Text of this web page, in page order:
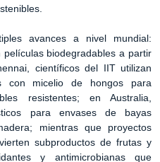
avances a nivel mundial:
biodegradables a partir
científicos del IIT utilizan
con micelio de hongos para
resistentes; en Australia,
para envases de bayas
mientras que proyectos
subproductos de frutas y
y antimicrobianas que